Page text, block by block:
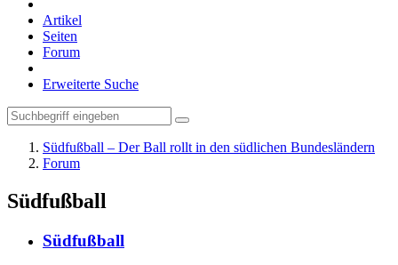
Artikel
Seiten
Forum
Erweiterte Suche
Südfußball – Der Ball rollt in den südlichen Bundesländern
Forum
Südfußball
Südfußball